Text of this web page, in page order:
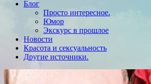
Блог
Просто интересное.
Юмор
Экскурс в прошлое
Новости
Красота и сексуальность
Другие источники.